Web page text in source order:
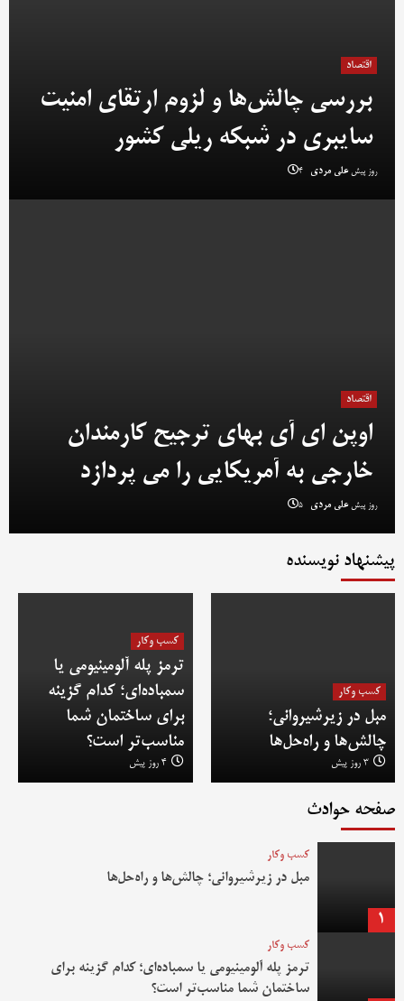
اقتصاد
بررسی چالش‌ها و لزوم ارتقای امنیت
سایبری در شبکه ریلی کشور
4 روز پیشعلی مردی
اقتصاد
اوپن ای آی بهای ترجیح کارمندان
خارجی به آمریکایی را می پردازد
5 روز پیشعلی مردی
پیشنهاد نویسنده
کسب وکار
مبل در زیرشیروانی؛
چالش‌ها و راه‌حل‌ها
3 روز پیش
کسب وکار
ترمز پله آلومینیومی یا
سمباده‌ای؛ کدام گزینه
برای ساختمان شما
مناسب‌تر است؟
4 روز پیش
صفحه حوادث
1
کسب وکار
مبل در زیرشیروانی؛ چالش‌ها و راه‌حل‌ها
کسب وکار
ترمز پله آلومینیومی یا سمباده‌ای؛ کدام گزینه برای
ساختمان شما مناسب‌تر است؟